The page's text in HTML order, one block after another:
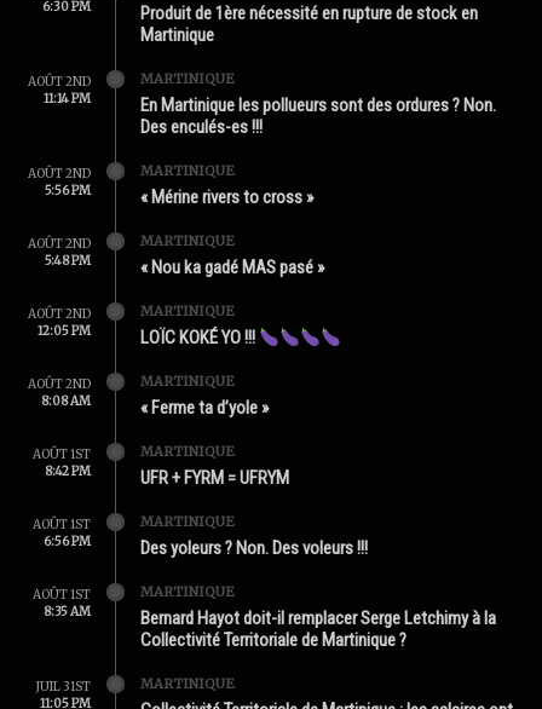
6:30 PM
Produit de 1ère nécessité en rupture de stock en
Martinique
AOÛT 2ND
11:14 PM
MARTINIQUE
En Martinique les pollueurs sont des ordures ? Non.
Des enculés-es !!!
AOÛT 2ND
5:56 PM
MARTINIQUE
« Mérine rivers to cross »
AOÛT 2ND
5:48 PM
MARTINIQUE
« Nou ka gadé MAS pasé »
AOÛT 2ND
12:05 PM
MARTINIQUE
LOÏC KOKÉ YO !!!
AOÛT 2ND
8:08 AM
MARTINIQUE
« Ferme ta d’yole »
AOÛT 1ST
8:42 PM
MARTINIQUE
UFR + FYRM = UFRYM
AOÛT 1ST
6:56 PM
MARTINIQUE
Des yoleurs ? Non. Des voleurs !!!
AOÛT 1ST
8:35 AM
MARTINIQUE
Bernard Hayot doit-il remplacer Serge Letchimy à la
Collectivité Territoriale de Martinique ?
JUIL 31ST
11:05 PM
MARTINIQUE